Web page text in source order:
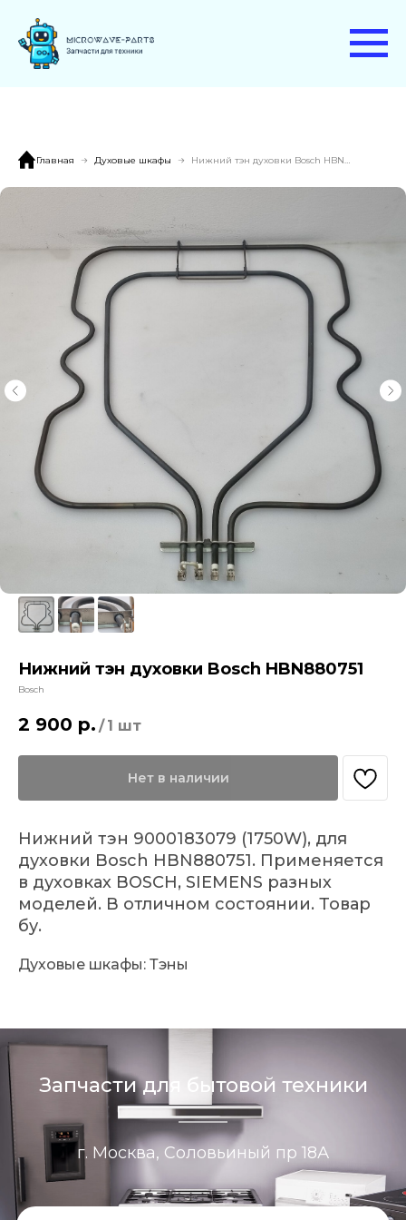
Главная Духовые шкафы
Нижний тэн духовки Bosch HBN880751
Bosch
2 900 р. / 1 шт
Нет в наличии
Нижний тэн 9000183079 (1750W), для
духовки Bosch HBN880751. Применяется
в духовках BOSCH, SIEMENS разных
моделей. В отличном состоянии. Товар
бу.
Духовые шкафы: Тэны
Запчасти для бытовой техники
г. Москва, Соловьиный пр 18А